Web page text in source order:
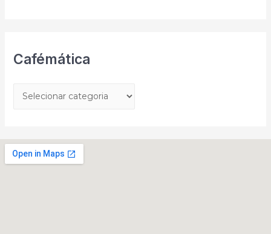
Cafémática